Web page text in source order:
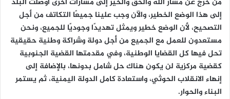
إلى هذا الوضع الخطير، والآن وجب علينا جميعًا التكاتف من أجل
التصحيح، لأن الوضع خطير ويمثل تهديدًا وجوديًا للجميع، ونحن
مستعدون للعمل مع الجميع من أجل دولة وشراكة وطنية حقيقية
تحل فيها كل القضايا الوطنية، وفي مقدمتها القضية الجنوبية
كقضية مركزية لن يكون هناك حل شامل بدونها، بالإضافة إلى
إنهاء الانقلاب الحوثي، واستعادة كامل الدولة اليمنية، ثم يستمر
البناء والحوار.